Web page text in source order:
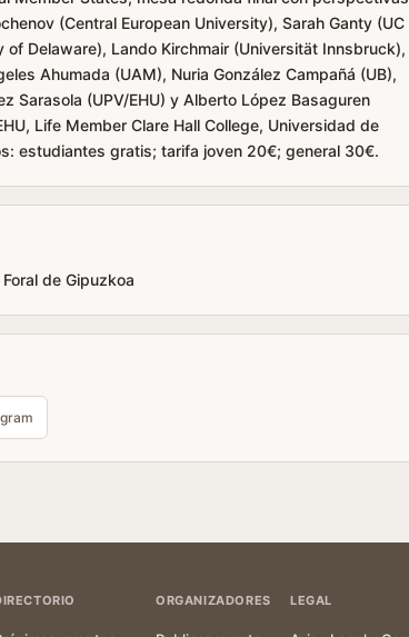
(Central European University), Sarah Ganty (UC
of Delaware), Lando Kirchmair (Universität Innsbruck),
Ahumada (UAM), Nuria González Campañá (UB),
Sarasola (UPV/EHU) y Alberto López Basaguren
Life Member Clare Hall College, Universidad de
estudiantes gratis; tarifa joven 20€; general 30€.
de Gipuzkoa
ORGANIZADORES LEGAL